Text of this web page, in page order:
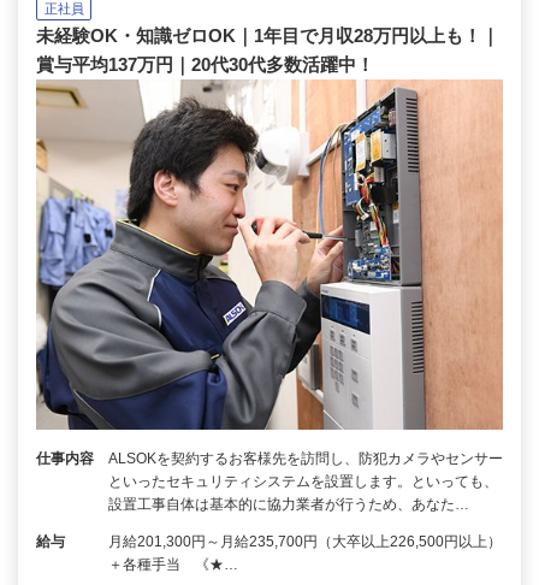
正社員
未経験OK・知識ゼロOK｜1年目で月収28万円以上も！｜
賞与平均137万円｜20代30代多数活躍中！
仕事内容
ALSOKを契約するお客様先を訪問し、防犯カメラやセンサー
といったセキュリティシステムを設置します。といっても、
設置工事自体は基本的に協力業者が行うため、あなた…
給与
月給201,300円～月給235,700円（大卒以上226,500円以上）
＋各種手当 《★…